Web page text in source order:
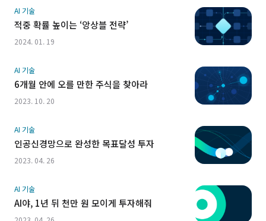
AI 기술
적중 확률 높이는 ‘앙상블 전략’
2024. 01. 19
AI 기술
6개월 안에 오를 만한 주식을 찾아라
2023. 10. 20
AI 기술
인공신경망으로 완성한 목표달성 투자
2023. 04. 26
AI 기술
AI야, 1년 뒤 천만 원 모이게 투자해줘